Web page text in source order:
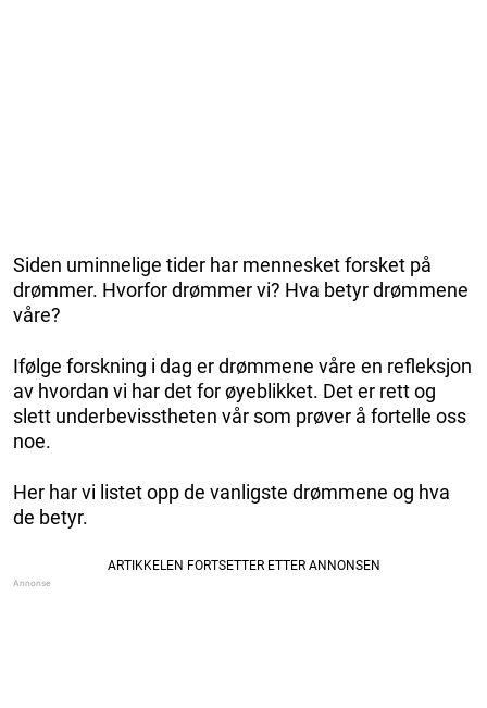
Siden uminnelige tider har mennesket forsket på
drømmer. Hvorfor drømmer vi? Hva betyr drømmene
våre?
Ifølge forskning i dag er drømmene våre en refleksjon
av hvordan vi har det for øyeblikket. Det er rett og
slett underbevisstheten vår som prøver å fortelle oss
noe.
Her har vi listet opp de vanligste drømmene og hva
de betyr.